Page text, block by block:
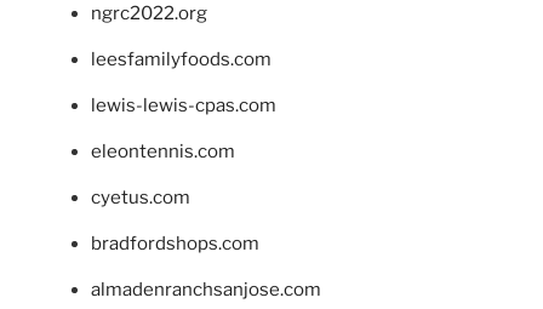
ngrc2022.org
leesfamilyfoods.com
lewis-lewis-cpas.com
eleontennis.com
cyetus.com
bradfordshops.com
almadenranchsanjose.com